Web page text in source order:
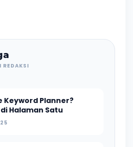
REDAKSI
Keyword Planner?
Halaman Satu